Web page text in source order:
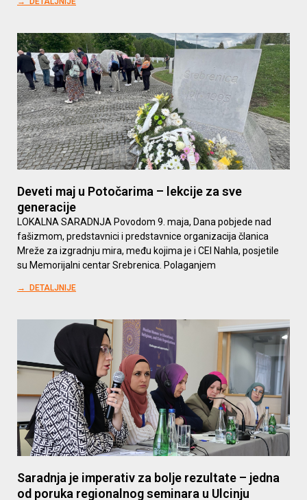
Deveti maj u Potočarima – lekcije za sve
generacije
LOKALNA SARADNJA Povodom 9. maja, Dana pobjede nad
fašizmom, predstavnici i predstavnice organizacija članica
Mreže za izgradnju mira, među kojima je i CEI Nahla, posjetile
su Memorijalni centar Srebrenica. Polaganjem
→ DETALJNIJE
Saradnja je imperativ za bolje rezultate – jedna
od poruka regionalnog seminara u Ulcinju